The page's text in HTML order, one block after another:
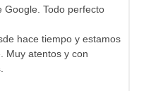
Google. Todo perfecto
hace tiempo y estamos
Muy atentos y con